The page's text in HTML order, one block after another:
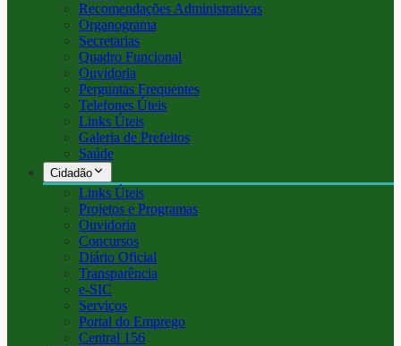
Recomendações Administrativas
Organograma
Secretarias
Quadro Funcional
Ouvidoria
Perguntas Frequentes
Telefones Úteis
Links Úteis
Galeria de Prefeitos
Saúde
Cidadão
Links Úteis
Projetos e Programas
Ouvidoria
Concursos
Diário Oficial
Transparência
e-SIC
Serviços
Portal do Emprego
Central 156